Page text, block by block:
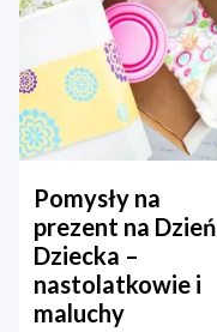
Pomysły na
prezent na Dzień
Dziecka –
nastolatkowie i
maluchy